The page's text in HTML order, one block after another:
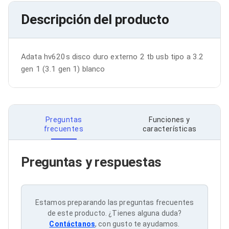
Bluetooth
Adaptadores Video
Adaptadores Video DisplayPort
Divisores de Video
Extensores y Receptores de Vídeo
Adaptadores Video DVI
Repetidores USB
Adaptadores Audio AUX
Adaptadores Audio USB
Dispositivos de Entrada
Mouse
Teclados
Teclados Numéricos
Accesorios para Servidores
Racks y Gabinetes
Charolas para Racks y Gabinetes
Descripción del producto
Adata hv620s disco duro externo 2 tb usb tipo a 3.2
gen 1 (3.1 gen 1) blanco
Preguntas
frecuentes
Funciones y
características
Preguntas y respuestas
Estamos preparando las preguntas frecuentes
de este producto. ¿Tienes alguna duda?
Contáctanos, con gusto te ayudamos.